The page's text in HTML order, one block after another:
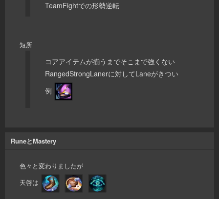
TeamFightでの形勢逆転
短所
コアアイテムが揃うまでそこまで強くない
RangedStrongLanerに対してLaneがきつい
例
RuneとMastery
色々と変わりましたが
天啓は